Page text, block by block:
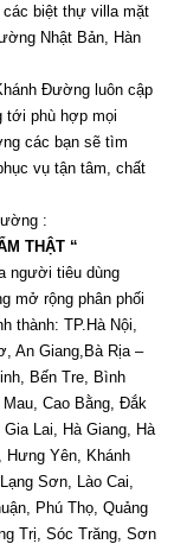
biệt thự villa mặt
Nhật Bản, Hàn
Đường luôn cập
tới phù hợp mọi
các bạn sẽ tìm
vụ tận tâm, chất
:
THẬT “
người tiêu dùng
mở rộng phân phối
thành: TP.Hà Nội,
An Giang,Bà Rịa –
Bến Tre, Bình
Cao Bằng, Đắk
Lai, Hà Giang, Hà
Hưng Yên, Khánh
Sơn, Lào Cai,
Phú Thọ, Quảng
Trị, Sóc Trăng, Sơn